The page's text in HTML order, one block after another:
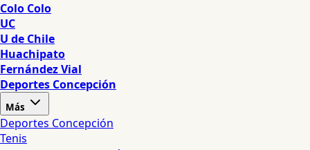
Colo Colo
UC
U de Chile
Huachipato
Fernández Vial
Deportes Concepción
Más
Deportes Concepción
Tenis